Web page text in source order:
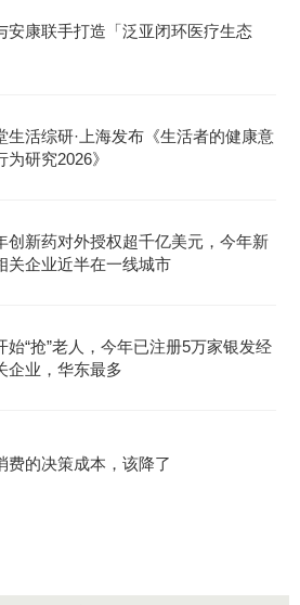
安康联手打造「泛亚闭环医疗生态
生活综研·上海发布《生活者的健康意
为研究2026》
创新药对外授权超千亿美元，今年新
关企业近半在一线城市
始“抢”老人，今年已注册5万家银发经
企业，华东最多
费的决策成本，该降了